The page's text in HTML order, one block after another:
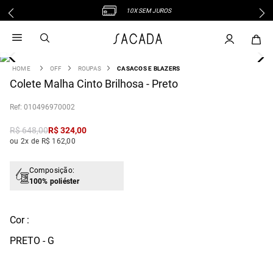
10X SEM JUROS
OFF ROUPAS CASACOS E BLAZERS
Colete Malha Cinto Brilhosa - Preto
: 010496970002
R$648,00R$324,00
ou 2x de R$ 162,00
Composição:
100% poliéster
Cor :
PRETO - G
vestido
3 º blusa
º tricot
º macacão
jeans
camisa